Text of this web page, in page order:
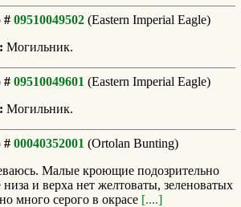
# 09510049502 (Eastern Imperial Eagle)
Могильник.
# 09510049601 (Eastern Imperial Eagle)
Могильник.
# 00040352001 (Ortolan Bunting)
Малые кроющие подозрительно
и верха нет желтоваты, зеленоватых
много серого в окрасе [....]